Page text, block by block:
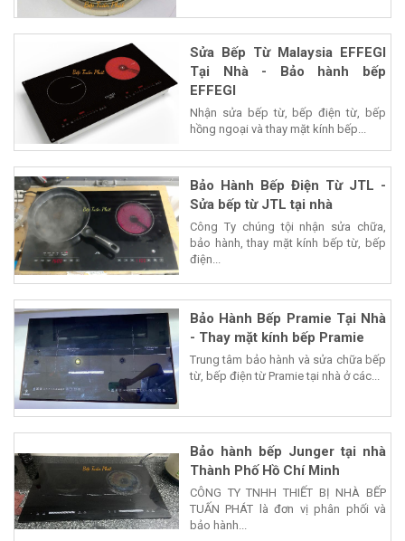
Sửa Bếp Từ Malaysia EFFEGI
Tại Nhà - Bảo hành bếp
EFFEGI
Nhận sửa bếp từ, bếp điện từ, bếp
hồng ngoại và thay mặt kính bếp...
Bảo Hành Bếp Điện Từ JTL -
Sửa bếp từ JTL tại nhà
Công Ty chúng tội nhận sửa chữa,
bảo hành, thay mặt kính bếp từ, bếp
điện...
Bảo Hành Bếp Pramie Tại Nhà
- Thay mặt kính bếp Pramie
Trung tâm bảo hành và sửa chữa bếp
từ, bếp điện từ Pramie tại nhà ở các...
Bảo hành bếp Junger tại nhà
Thành Phố Hồ Chí Minh
CÔNG TY TNHH THIẾT BỊ NHÀ BẾP
TUẤN PHÁT là đơn vị phân phối và
bảo hành...